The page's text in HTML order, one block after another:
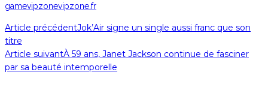
gamevipzonevipzone.fr
Article précédentJok’Air signe un single aussi franc que son
titre
Article suivantÀ 59 ans, Janet Jackson continue de fasciner
par sa beauté intemporelle